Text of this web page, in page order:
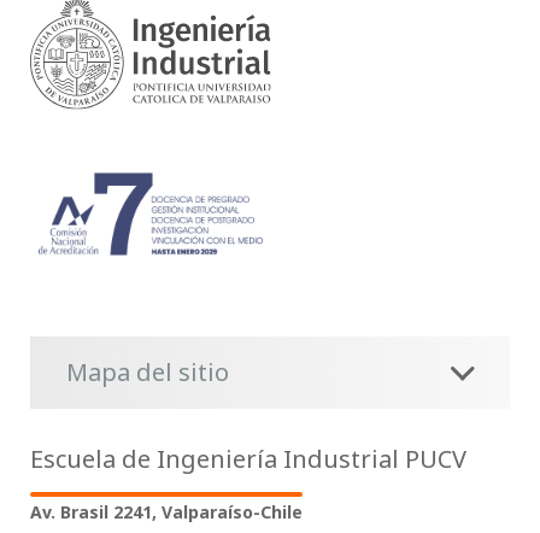
Mapa del sitio
Escuela de Ingeniería Industrial PUCV
Av. Brasil 2241, Valparaíso-Chile